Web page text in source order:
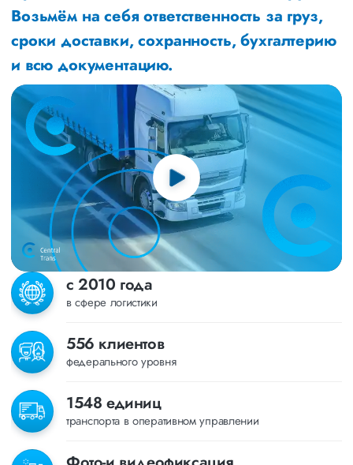
Возьмём на себя ответственность за груз,
сроки доставки, сохранность, бухгалтерию
и всю документацию.
с 2010 года
в сфере логистики
556 клиентов
федерального уровня
1548 единиц
транспорта в оперативном управлении